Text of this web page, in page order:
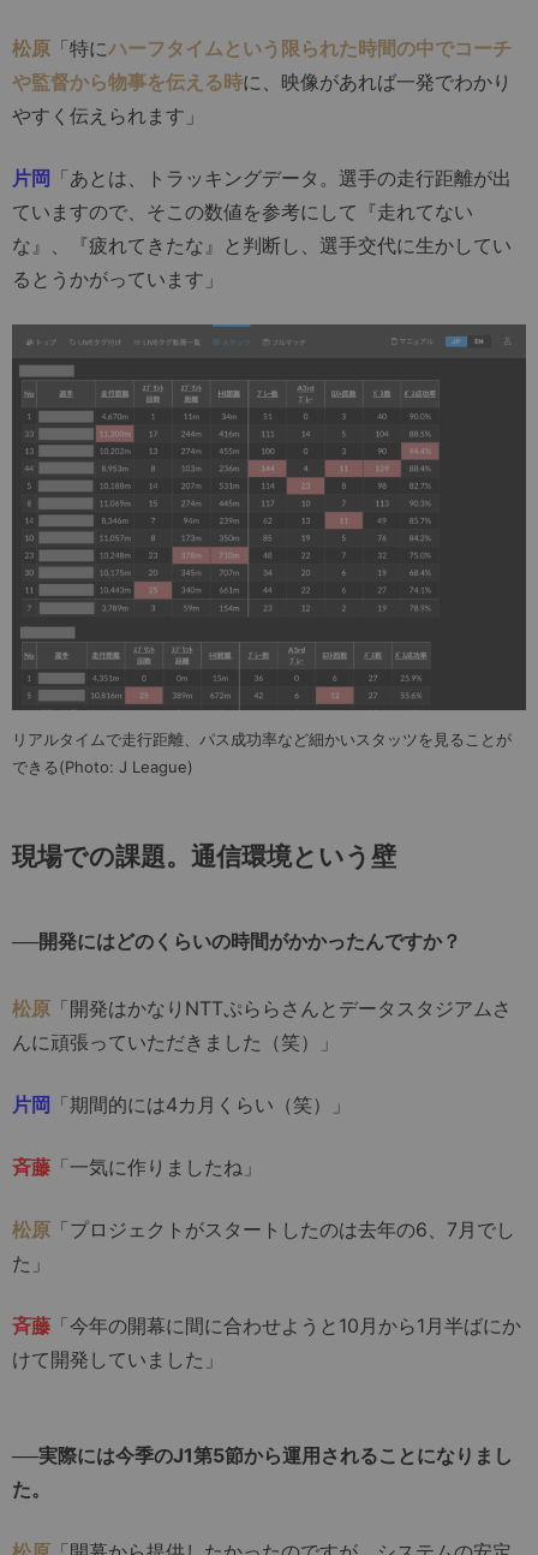
松原 「特にハーフタイムという限られた時間の中でコーチ
や監督から物事を伝える時に、映像があれば一発でわかり
やすく伝えられます」
片岡 「あとは、トラッキングデータ。選手の走行距離が出
ていますので、そこの数値を参考にして『走れてない
な』、『疲れてきたな』と判断し、選手交代に生かしてい
るとうかがっています」
リアルタイムで走行距離、パス成功率など細かいスタッツを見ることが
できる(Photo: J League)
現場での課題。通信環境という壁
──開発にはどのくらいの時間がかかったんですか？
松原 「開発はかなりNTTぷららさんとデータスタジアムさ
んに頑張っていただきました（笑）」
片岡 「期間的には4カ月くらい（笑）」
斉藤 「一気に作りましたね」
松原 「プロジェクトがスタートしたのは去年の6、7月でし
た」
斉藤 「今年の開幕に間に合わせようと10月から1月半ばにか
けて開発していました」
──実際には今季のJ1第5節から運用されることになりまし
た。